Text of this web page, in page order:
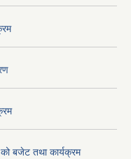
बजेट तथा कार्यक्रम